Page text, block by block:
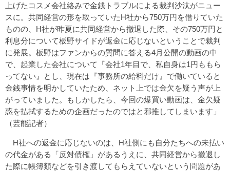
上げたコスメ会社絡みで金銭トラブルによる裁判沙汰がニュー
スに。共同経営の形を取っていたH社から750万円を借りていた
ものの、H社が昨夏に共同経営から撤退した際、その750万円と
利息分について板野サイドが返金に応じないということで裁判
に発展。板野はファンからの質問に答える4月公開の動画の中
で、起業した会社について『会社1年目で、私自身は1円ももら
ってない』とし、現在は『事務所の給料だけ』で働いていると
金銭事情を明かしていたため、ネット上では金欠を疑う声が上
がっていました。もしかしたら、今回の爆買い動画は、金欠疑
惑を払拭するための企画だったのではと邪推してしまいます」
（芸能記者）
H社への返金に応じないのは、H社側にも自分たちへの未払い
の代金がある「反対債権」があるうえに、共同経営から撤退し
た際に帳簿類などを引き渡してもらえていないという問題があ